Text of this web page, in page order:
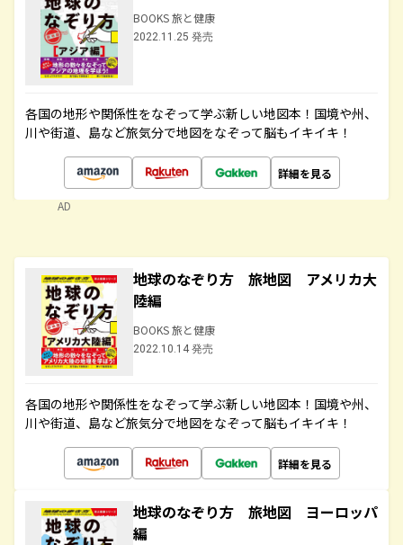
BOOKS 旅と健康
2022.11.25 発売
各国の地形や関係性をなぞって学ぶ新しい地図本！国境や州、
川や街道、島など旅気分で地図をなぞって脳もイキイキ！
詳細を見る
AD
地球のなぞり方 旅地図 アメリカ大
陸編
BOOKS 旅と健康
2022.10.14 発売
各国の地形や関係性をなぞって学ぶ新しい地図本！国境や州、
川や街道、島など旅気分で地図をなぞって脳もイキイキ！
詳細を見る
地球のなぞり方 旅地図 ヨーロッパ
編